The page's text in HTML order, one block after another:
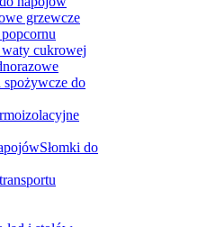
grzewcze
cukrowej
do
do